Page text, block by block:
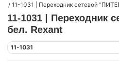
11-1031 | Переходник сетевой
11-1031 | Переходник
бел. Rexant
11-1031